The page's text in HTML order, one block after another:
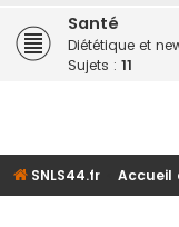
Santé
Diététique et
Sujets : 11
SNLS44.fr Accueil